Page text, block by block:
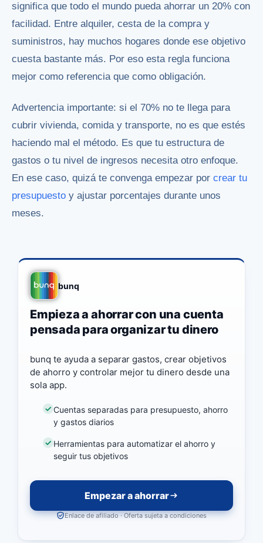
significa que todo el mundo pueda ahorrar un 20% con
facilidad. Entre alquiler, cesta de la compra y
suministros, hay muchos hogares donde ese objetivo
cuesta bastante más. Por eso esta regla funciona
mejor como referencia que como obligación.
Advertencia importante: si el 70% no te llega para
cubrir vivienda, comida y transporte, no es que estés
haciendo mal el método. Es que tu estructura de
gastos o tu nivel de ingresos necesita otro enfoque.
En ese caso, quizá te convenga empezar por crear tu
presupuesto y ajustar porcentajes durante unos
meses.
bunq
Empieza a ahorrar con una cuenta
pensada para organizar tu dinero
bunq te ayuda a separar gastos, crear objetivos
de ahorro y controlar mejor tu dinero desde una
sola app.
Cuentas separadas para presupuesto, ahorro
y gastos diarios
Herramientas para automatizar el ahorro y
seguir tus objetivos
Empezar a ahorrar
Enlace de afiliado · Oferta sujeta a condiciones